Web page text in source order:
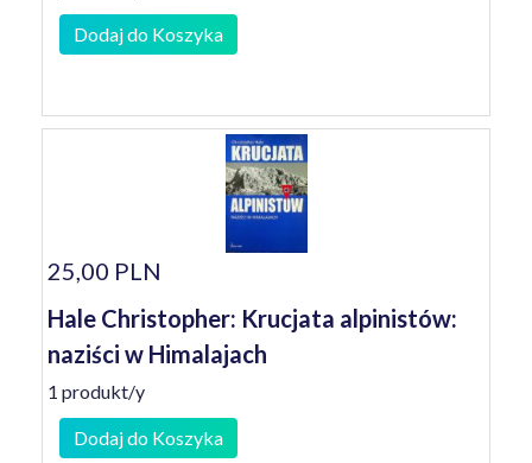
Dodaj do Koszyka
25,00 PLN
Hale Christopher: Krucjata alpinistów:
naziści w Himalajach
1 produkt/y
Dodaj do Koszyka